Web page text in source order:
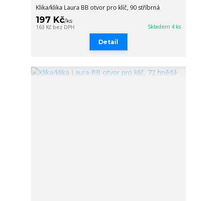
Klika/klika Laura BB otvor pro klíč, 90 stříbrná
197 Kč/ks
163 Kč bez DPH Skladem 4 ks
Detail